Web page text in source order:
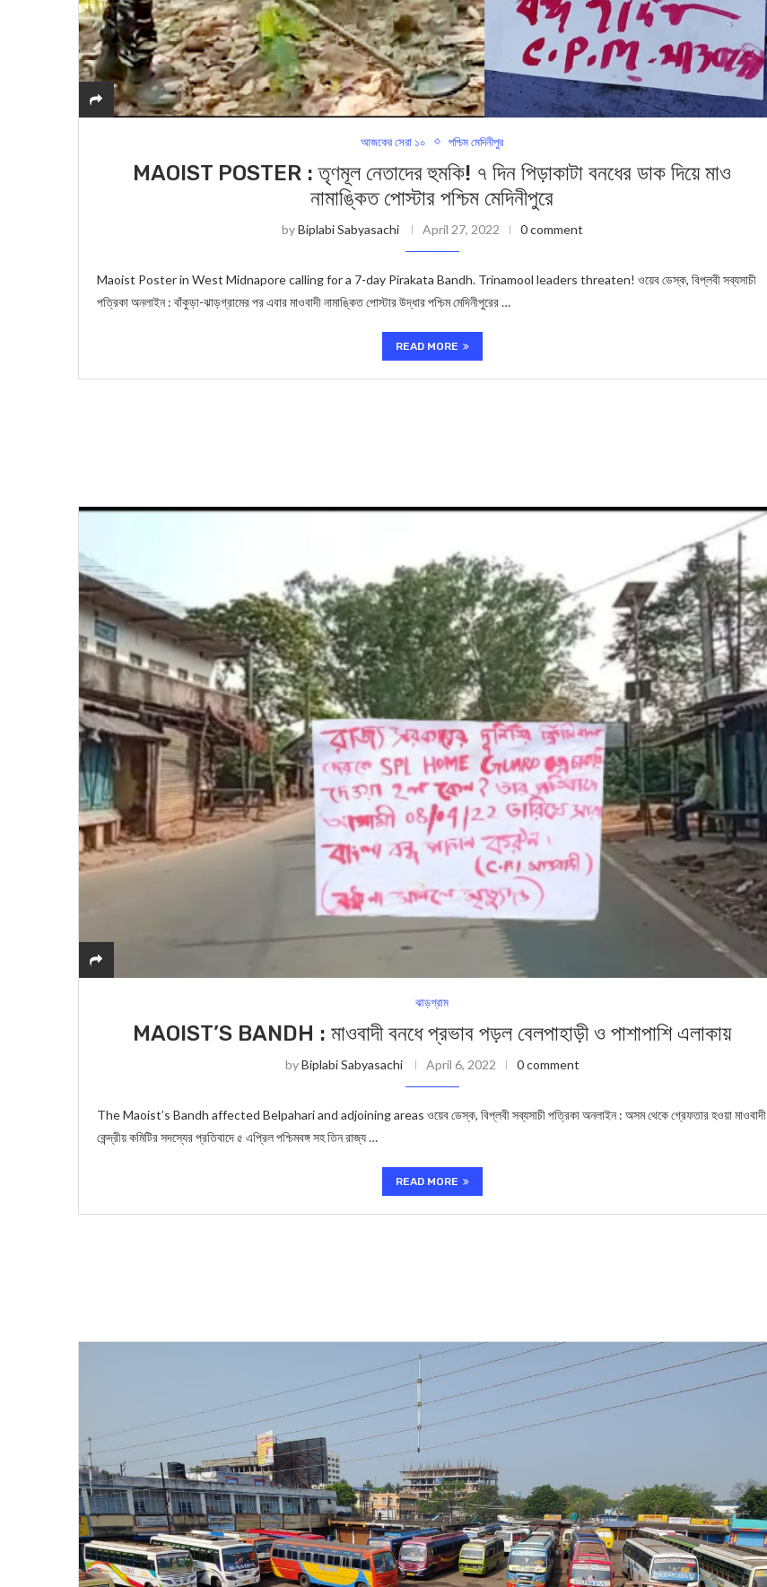
আজকের সেরা ১০ পশ্চিম মেদিনীপুর
MAOIST POSTER : তৃণমূল নেতাদের হুমকি! ৭ দিন পিড়াকাটা বনধের ডাক দিয়ে মাও
নামাঙ্কিত পোস্টার পশ্চিম মেদিনীপুরে
byBiplabi Sabyasachi April 27, 2022 0 comment
Maoist Poster in West Midnapore calling for a 7-day Pirakata Bandh. Trinamool leaders threaten! ওয়েব ডেস্ক, বিপ্লবী সব্যসাচী
পত্রিকা অনলাইন : বাঁকুড়া-ঝাড়গ্রামের পর এবার মাওবাদী নামাঙ্কিত পোস্টার উদ্ধার পশ্চিম মেদিনীপুরের …
READ MORE
ঝাড়গ্রাম
MAOIST’S BANDH : মাওবাদী বনধে প্রভাব পড়ল বেলপাহাড়ী ও পাশাপাশি এলাকায়
byBiplabi Sabyasachi April 6, 2022 0 comment
The Maoist’s Bandh affected Belpahari and adjoining areas ওয়েব ডেস্ক, বিপ্লবী সব্যসাচী পত্রিকা অনলাইন : অসম থেকে গ্রেফতার হওয়া মাওবাদী
কেন্দ্রীয় কমিটির সদস্যের প্রতিবাদে ৫ এপ্রিল পশ্চিমবঙ্গ সহ তিন রাজ্য …
READ MORE